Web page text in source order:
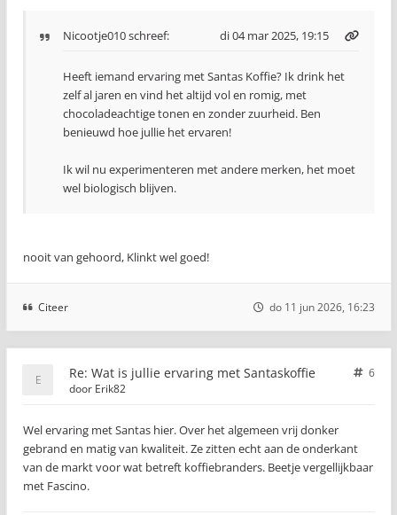
Nicootje010schreef: di 04 mar 2025, 19:15
Heeft iemand ervaring met Santas Koffie? Ik drink het
zelf al jaren en vind het altijd vol en romig, met
chocoladeachtige tonen en zonder zuurheid. Ben
benieuwd hoe jullie het ervaren!
Ik wil nu experimenteren met andere merken, het moet
wel biologisch blijven.
nooit van gehoord, Klinkt wel goed!
Citeer do 11 jun 2026, 16:23
Re: Wat is jullie ervaring met Santaskoffie
6
door Erik82
Wel ervaring met Santas hier. Over het algemeen vrij donker
gebrand en matig van kwaliteit. Ze zitten echt aan de onderkant
van de markt voor wat betreft koffiebranders. Beetje vergellijkbaar
met Fascino.